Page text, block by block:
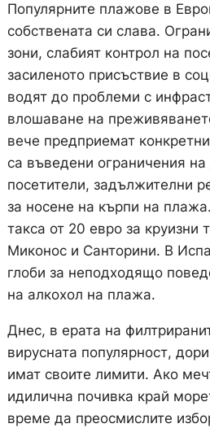
Популярните плажове в
собствената си слава.
зони, слабият контрол на
засиленото присъствие в
водят до проблеми с
влошаване на
вече предприемат
са въведени ограничения
посетители, задължителни
за носене на кърпи на
такса от 20 евро за
Миконос и Санторини. В
глоби за неподходящо
на алкохол на плажа.
Днес, в ерата на
вирусната популярност,
имат своите лимити. Ако
идилична почивка край
време да преосмислите